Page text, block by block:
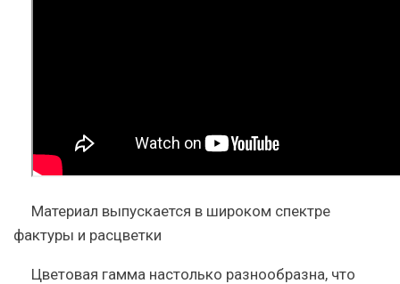
Материал выпускается в широком спектре
фактуры и расцветки
Цветовая гамма настолько разнообразна, что